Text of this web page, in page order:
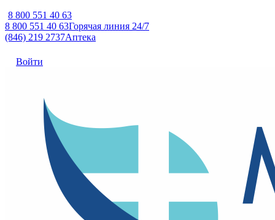
8 800 551 40 63
8 800 551 40 63Горячая линия 24/7
(846) 219 2737Аптека
Войти